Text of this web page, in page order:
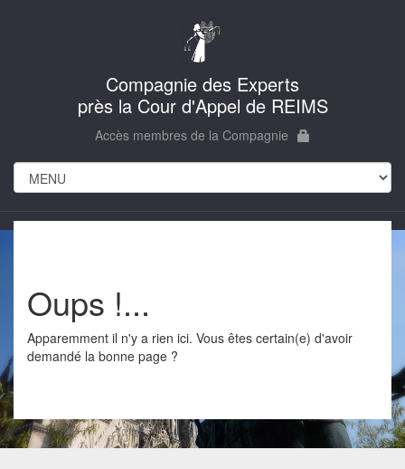
Compagnie des Experts
près la Cour d'Appel de REIMS
Accès membres de la Compagnie
Oups !...
Apparemment il n'y a rien ici. Vous êtes certain(e) d'avoir
demandé la bonne page ?